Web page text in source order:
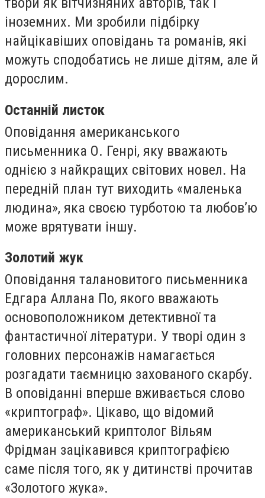
іноземних. Ми зробили підбірку
найцікавіших оповідань та романів, які
можуть сподобатись не лише дітям, але й
дорослим.
Останній листок
Оповідання американського
письменника О. Генрі, яку вважають
однією з найкращих світових новел. На
передній план тут виходить «маленька
людина», яка своєю турботою та любов’ю
може врятувати іншу.
Золотий жук
Оповідання талановитого письменника
Едгара Аллана По, якого вважають
основоположником детективної та
фантастичної літератури. У творі один з
головних персонажів намагається
розгадати таємницю захованого скарбу.
В оповіданні вперше вживається слово
«криптограф». Цікаво, що відомий
американський криптолог Вільям
Фрідман зацікавився криптографією
саме після того, як у дитинстві прочитав
«Золотого жука».